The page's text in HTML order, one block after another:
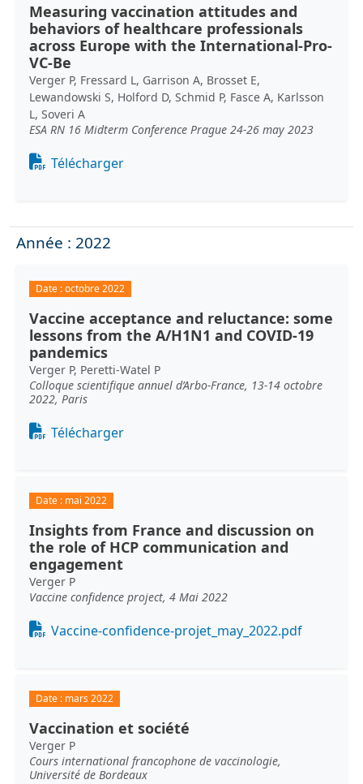
Measuring vaccination attitudes and
behaviors of healthcare professionals
across Europe with the International-Pro-
VC-Be
Verger P, Fressard L, Garrison A, Brosset E,
Lewandowski S, Holford D, Schmid P, Fasce A, Karlsson
L, Soveri A
ESA RN 16 Midterm Conference Prague 24-26 may 2023
Document
Télécharger
Année : 2022
Date :octobre 2022
Vaccine acceptance and reluctance: some
lessons from the A/H1N1 and COVID-19
pandemics
Verger P, Peretti-Watel P
Colloque scientifique annuel d’Arbo-France, 13-14 octobre
2022, Paris
Document
Télécharger
Date : mai 2022
Insights from France and discussion on
the role of HCP communication and
engagement
Verger P
Vaccine confidence project, 4 Mai 2022
Document
Vaccine-confidence-projet_may_2022.pdf
Date : mars 2022
Vaccination et société
Verger P
Cours international francophone de vaccinologie,
Université de Bordeaux